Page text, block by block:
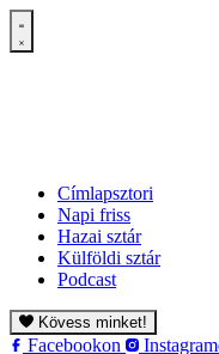
Címlapsztori
Napi friss
Hazai sztár
Külföldi sztár
Podcast
Kövess minket!
Facebookon